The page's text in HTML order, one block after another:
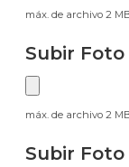
máx. de archivo 2
Subir Foto
máx. de archivo 2
Subir Foto